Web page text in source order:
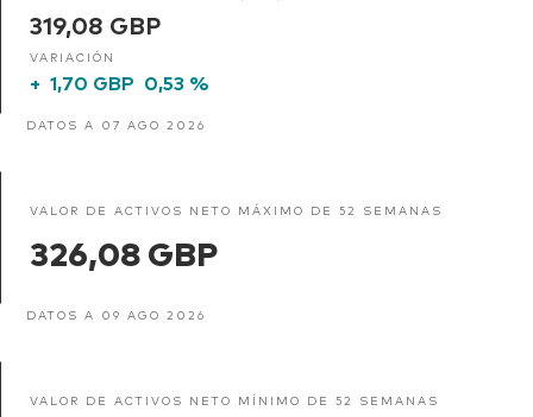
319,08 GBP
VARIACIÓN
+ 1,70 GBP 0,53 %
DATOS A 07 AGO 2026
VALOR DE ACTIVOS NETO MÁXIMO DE 52 SEMANAS
326,08 GBP
DATOS A 09 AGO 2026
VALOR DE ACTIVOS NETO MÍNIMO DE 52 SEMANAS